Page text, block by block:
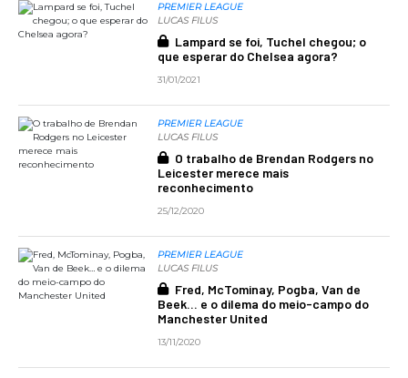
PREMIER LEAGUE
LUCAS FILUS
Lampard se foi, Tuchel chegou; o
que esperar do Chelsea agora?
31/01/2021
PREMIER LEAGUE
LUCAS FILUS
O trabalho de Brendan Rodgers no
Leicester merece mais
reconhecimento
25/12/2020
PREMIER LEAGUE
LUCAS FILUS
Fred, McTominay, Pogba, Van de
Beek... e o dilema do meio-campo do
Manchester United
13/11/2020